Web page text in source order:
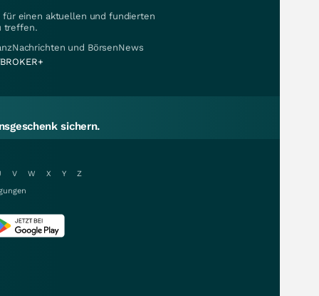
für einen aktuellen und fundierten
treffen.
und BörsenNews
sichern.
V W X Y
Z